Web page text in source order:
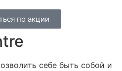
по акции
себе быть собой и